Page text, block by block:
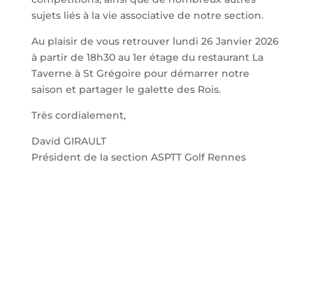
sujets liés à la vie associative de notre section.
Au plaisir de vous retrouver lundi 26 Janvier 2026
à partir de 18h30 au 1er étage du restaurant La
Taverne à St Grégoire pour démarrer notre
saison et partager le galette des Rois.
Très cordialement,
David GIRAULT
Président de la section ASPTT Golf Rennes